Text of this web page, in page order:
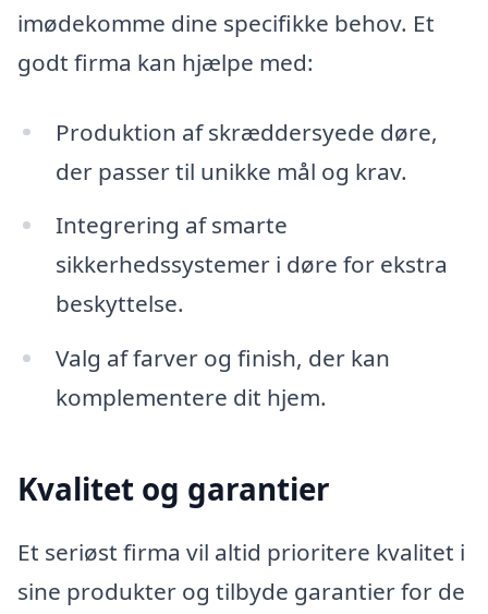
imødekomme dine specifikke behov. Et
godt firma kan hjælpe med:
Produktion af skræddersyede døre,
der passer til unikke mål og krav.
Integrering af smarte
sikkerhedssystemer i døre for ekstra
beskyttelse.
Valg af farver og finish, der kan
komplementere dit hjem.
Kvalitet og garantier
Et seriøst firma vil altid prioritere kvalitet i
sine produkter og tilbyde garantier for de